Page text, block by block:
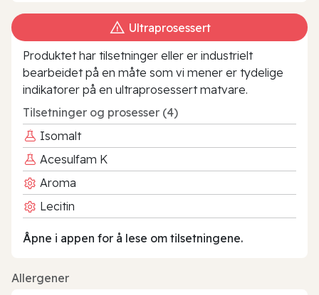
Ultraprosessert
Produktet har tilsetninger eller er industrielt
bearbeidet på en måte som vi mener er tydelige
indikatorer på en ultraprosessert matvare.
Tilsetninger og prosesser (4)
Isomalt
Acesulfam K
Aroma
Lecitin
Åpne i appen for å lese om tilsetningene.
Allergener